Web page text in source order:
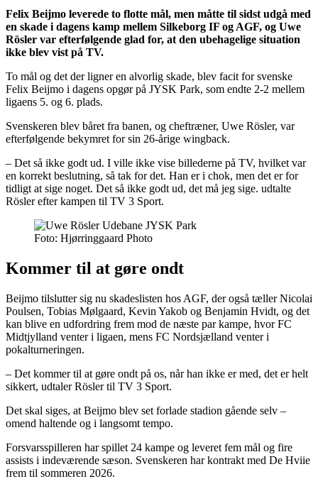
Felix Beijmo leverede to flotte mål, men måtte til sidst udgå med
en skade i dagens kamp mellem Silkeborg IF og AGF, og Uwe
Rösler var efterfølgende glad for, at den ubehagelige situation
ikke blev vist på TV.
To mål og det der ligner en alvorlig skade, blev facit for svenske
Felix Beijmo i dagens opgør på JYSK Park, som endte 2-2 mellem
ligaens 5. og 6. plads.
Svenskeren blev båret fra banen, og cheftræner, Uwe Rösler, var
efterfølgende bekymret for sin 26-årige wingback.
– Det så ikke godt ud. I ville ikke vise billederne på TV, hvilket var
en korrekt beslutning, så tak for det. Han er i chok, men det er for
tidligt at sige noget. Det så ikke godt ud, det må jeg sige. udtalte
Rösler efter kampen til TV 3 Sport.
Foto: Hjørringgaard Photo
Kommer til at gøre ondt
Beijmo tilslutter sig nu skadeslisten hos AGF, der også tæller Nicolai
Poulsen, Tobias Mølgaard, Kevin Yakob og Benjamin Hvidt, og det
kan blive en udfordring frem mod de næste par kampe, hvor FC
Midtjylland venter i ligaen, mens FC Nordsjælland venter i
pokalturneringen.
– Det kommer til at gøre ondt på os, når han ikke er med, det er helt
sikkert, udtaler Rösler til TV 3 Sport.
Det skal siges, at Beijmo blev set forlade stadion gående selv –
omend haltende og i langsomt tempo.
Forsvarsspilleren har spillet 24 kampe og leveret fem mål og fire
assists i indeværende sæson. Svenskeren har kontrakt med De Hviie
frem til sommeren 2026.